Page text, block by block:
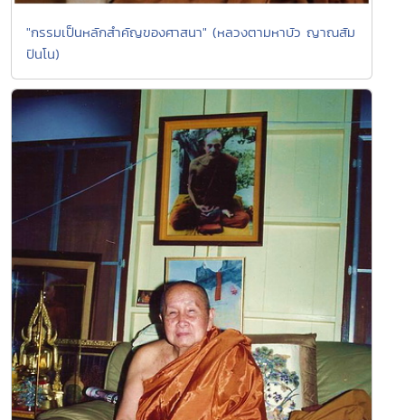
"กรรมเป็นหลักสำคัญของศาสนา" (หลวงตามหาบัว ญาณสัม
ปันโน)